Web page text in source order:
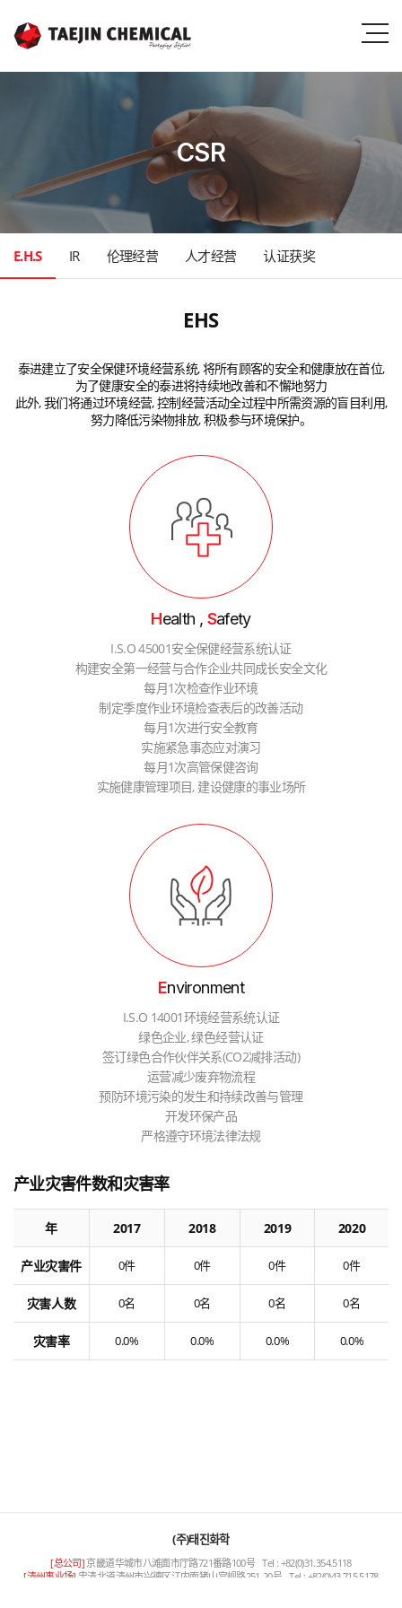
CSR
E.H.S IR 伦理经营 人才经营 认证获奖
EHS
泰进建立了安全保健环境经营系统, 将所有顾客的安全和健康放在首位,
为了健康安全的泰进将持续地改善和不懈地努力
此外, 我们将通过环境经营, 控制经营活动全过程中所需资源的盲目利用,
努力降低污染物排放, 积极参与环境保护。
Health , Safety
I.S.O 45001安全保健经营系统认证
构建安全第一经营与合作企业共同成长安全文化
每月1次检查作业环境
制定季度作业环境检查表后的改善活动
每月1次进行安全教育
实施紧急事态应对演习
每月1次高管保健咨询
实施健康管理项目, 建设健康的事业场所
Environment
I.S.O 14001环境经营系统认证
绿色企业, 绿色经营认证
签订绿色合作伙伴关系(CO2减排活动)
运营减少废弃物流程
预防环境污染的发生和持续改善与管理
开发环保产品
严格遵守环境法律法规
产业灾害件数和灾害率
年 2017 2018 2019 2020
产业灾害件 0件 0件 0件 0件
灾害人数 0名 0名 0名 0名
灾害率 0.0% 0.0% 0.0% 0.0%
(주)태진화학
[总公司]京畿道华城市八滩面市厅路721番路100号 Tel : +82(0)31.354.5118
[清州事业场] 忠清北道清州市兴德区江内面猪山宫岘路251-20号 Tel : +82(0)43.715.5178